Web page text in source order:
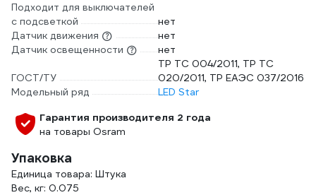
Подходит для выключателей
с подсветкой
нет
Датчик движения
нет
Датчик освещенности
нет
ГОСТ/ТУ
ТР ТС 004/2011, ТР ТС
020/2011, ТР ЕАЭС 037/2016
Модельный ряд
LED Star
Гарантия производителя 2 года
на товары Osram
Упаковка
Единица товара: Штука
Вес, кг: 0.075